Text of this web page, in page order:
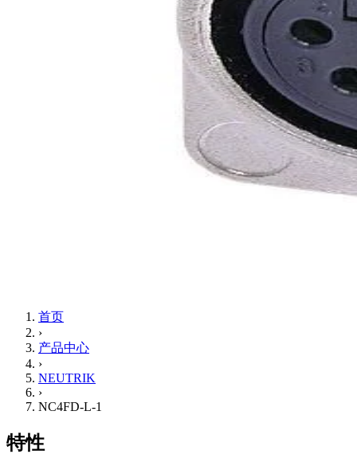
首页
›
产品中心
›
NEUTRIK
›
NC4FD-L-1
特性